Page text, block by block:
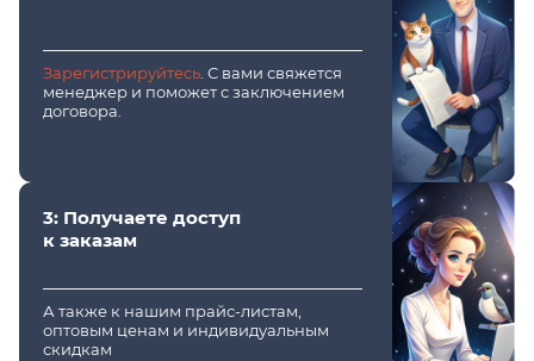
Зарегистрируйтесь . С вами свяжется
менеджер и поможет с заключением
договора.
3: Получаете доступ
к заказам
А также к нашим прайс-листам,
оптовым ценам и индивидуальным
скидкам